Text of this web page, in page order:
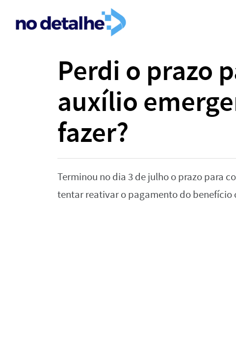
Perdi o prazo
auxílio
fazer?
Terminou no dia 3 de julho o prazo para
tentar reativar o pagamento do benefício